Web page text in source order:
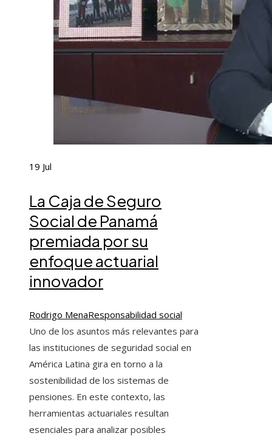
19 Jul
La Caja de Seguro
Social de Panamá
premiada por su
enfoque actuarial
innovador
Rodrigo MenaResponsabilidad social
Uno de los asuntos más relevantes para
las instituciones de seguridad social en
América Latina gira en torno a la
sostenibilidad de los sistemas de
pensiones. En este contexto, las
herramientas actuariales resultan
esenciales para analizar posibles